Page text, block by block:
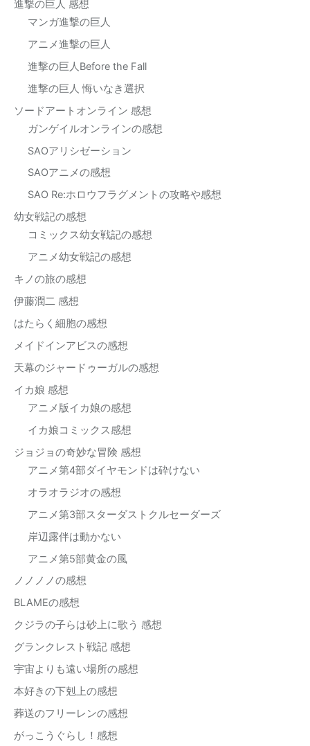
進撃の巨人 感想
マンガ進撃の巨人
アニメ進撃の巨人
進撃の巨人Before the Fall
進撃の巨人 悔いなき選択
ソードアートオンライン 感想
ガンゲイルオンラインの感想
SAOアリシゼーション
SAOアニメの感想
SAO Re:ホロウフラグメントの攻略や感想
幼女戦記の感想
コミックス幼女戦記の感想
アニメ幼女戦記の感想
キノの旅の感想
伊藤潤二 感想
はたらく細胞の感想
メイドインアビスの感想
天幕のジャードゥーガルの感想
イカ娘 感想
アニメ版イカ娘の感想
イカ娘コミックス感想
ジョジョの奇妙な冒険 感想
アニメ第4部ダイヤモンドは砕けない
オラオラジオの感想
アニメ第3部スターダストクルセーダーズ
岸辺露伴は動かない
アニメ第5部黄金の風
ノノノノの感想
BLAMEの感想
クジラの子らは砂上に歌う 感想
グランクレスト戦記 感想
宇宙よりも遠い場所の感想
本好きの下剋上の感想
葬送のフリーレンの感想
がっこうぐらし！感想